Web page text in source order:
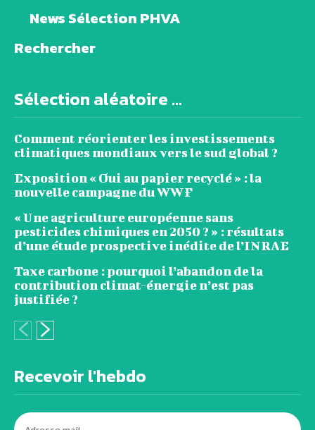
News Sélection PHVA
Rechercher
Sélection aléatoire ...
Comment réorienter les investissements
climatiques mondiaux vers le sud global ?
Exposition « Oui au papier recyclé » : la
nouvelle campagne du WWF
« Une agriculture européenne sans
pesticides chimiques en 2050 ? » : résultats
d’une étude prospective inédite de l’INRAE
Taxe carbone : pourquoi l’abandon de la
contribution climat-énergie n’est pas
justifiée ?
Recevoir l'hebdo